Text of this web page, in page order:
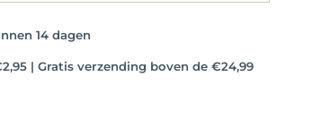
14 dagen
| Gratis verzending boven de €24,99